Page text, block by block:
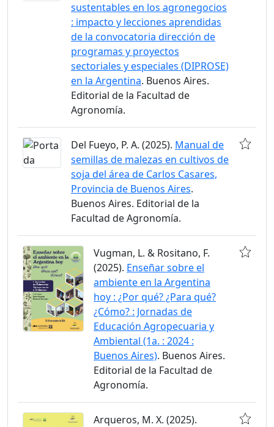
sustentables en los agronegocios
: impacto y lecciones aprendidas
de la convocatoria dirección de
programas y proyectos
sectoriales y especiales (DIPROSE)
en la Argentina. Buenos Aires.
Editorial de la Facultad de
Agronomía.
Del Fueyo, P. A. (2025). Manual de
semillas de malezas en cultivos de
soja del área de Carlos Casares,
Provincia de Buenos Aires.
Buenos Aires. Editorial de la
Facultad de Agronomía.
Vugman, L. & Rositano, F.
(2025). Enseñar sobre el
ambiente en la Argentina
hoy : ¿Por qué? ¿Para qué?
¿Cómo? : Jornadas de
Educación Agropecuaria y
Ambiental (1a. : 2024 :
Buenos Aires). Buenos Aires.
Editorial de la Facultad de
Agronomía.
Arqueros, M. X. (2025).